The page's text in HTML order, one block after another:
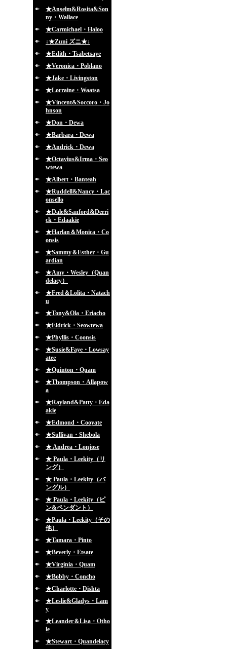
★Anselm&Rosita&Son
ny・Wallace
★Carmichael・Haloo
↓★Zuni ズニ★↓
★Edith・Tsabetsaye
★Veronica・Poblano
★Jake・Livingston
★Lorraine・Waatsa
★Vincent&Soccoro・Jo
hnson
★Don・Dewa
★Barbara・Dewa
★Andrick・Dewa
★Octavius&Irma・Seo
wtewa
★Albert・Banteah
★Ruddell&Nancy・Lac
onsello
★Dale&Sanford&Derri
ck・Edaakie
★Harlan＆Monica・Co
onsis
★Sammy＆Esther・Gu
ardian
★Amy・Wesley（Quan
delacy）
★Fred＆Lolita・Natach
u
★Tony&Ola・Eriacho
★Eldrick・Seowtewa
★Phyllis・Coonsis
★Susie&Faye・Lowsay
atee
★Quinton・Quam
★Thompson・Allapow
a
★Rayland&Patty・Eda
akie
★Edmond・Cooyate
★Sullivan・Shebola
★ Andrea・Lonjose
★ Paula・Leekity（リ
ング）
★ Paula・Leekity（バ
ングル）
★ Paula・Leekity（ピ
ン&ペンダント）
★Paula・Leekity（その
他）
★Tamara・Pinto
★Beverly・Etsate
★Virginia・Quam
★Bobby・Concho
★Charlotte・Dishta
★Leslie&Gladys・Lam
y
★Leander＆Lisa・Otho
le
★Stewart・Quandelacy